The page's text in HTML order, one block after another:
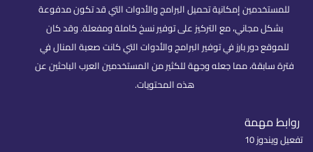
للمستخدمين إمكانية تحميل البرامج والأدوات التي قد تكون مدفوعة
بشكل مجاني، مع التركيز على توفير نسخ كاملة ومفعلة. وقد كان
للموقع دور بارز في توفير البرامج والأدوات التي كانت صعبة المنال في
فترة سابقة، مما جعله وجهة للكثير من المستخدمين العرب الباحثين عن
هذه المحتويات.
روابط مهمة
تفعيل ويندوز 10